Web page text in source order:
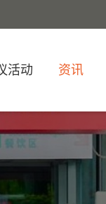
活动 资讯